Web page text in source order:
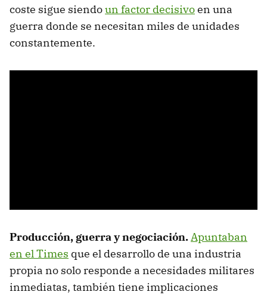
coste sigue siendoun factor decisivoen una
guerra donde se necesitan miles de unidades
constantemente.
Producción, guerra y negociación.Apuntaban
en el Times que el desarrollo de una industria
propia no solo responde a necesidades militares
inmediatas, también tiene implicaciones